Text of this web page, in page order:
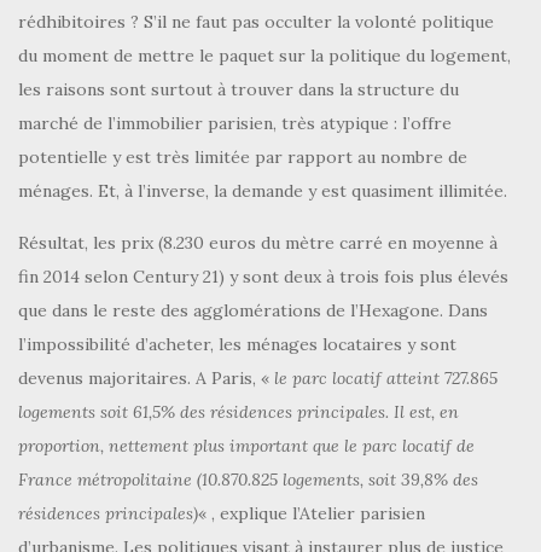
rédhibitoires ? S’il ne faut pas occulter la volonté politique
du moment de mettre le paquet sur la politique du logement,
les raisons sont surtout à trouver dans la structure du
marché de l’immobilier parisien, très atypique : l’offre
potentielle y est très limitée par rapport au nombre de
ménages. Et, à l’inverse, la demande y est quasiment illimitée.
Résultat, les prix (8.230 euros du mètre carré en moyenne à
fin 2014 selon Century 21) y sont deux à trois fois plus élevés
que dans le reste des agglomérations de l’Hexagone. Dans
l’impossibilité d’acheter, les ménages locataires y sont
devenus majoritaires. A Paris, « le parc locatif atteint 727.865
logements soit 61,5% des résidences principales. Il est, en
proportion, nettement plus important que le parc locatif de
France métropolitaine (10.870.825 logements, soit 39,8% des
résidences principales)« , explique l’Atelier parisien
d’urbanisme. Les politiques visant à instaurer plus de justice